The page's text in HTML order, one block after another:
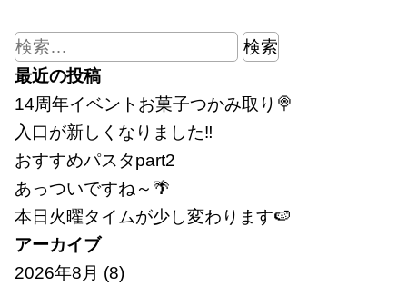
検
索:
最近の投稿
14周年イベントお菓子つかみ取り🍭
入口が新しくなりました‼
おすすめパスタpart2
あっついですね～🌴
本日火曜タイムが少し変わります🍉
アーカイブ
2026年8月 (8)